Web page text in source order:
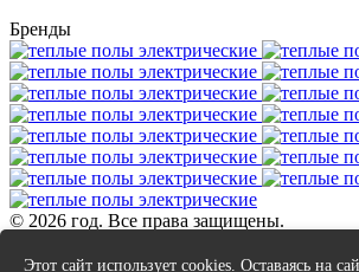
Бренды
© 2026 год. Все права защищены.
Данный интернет сайт не является
Этот сайт использует cookies. Оставаясь на